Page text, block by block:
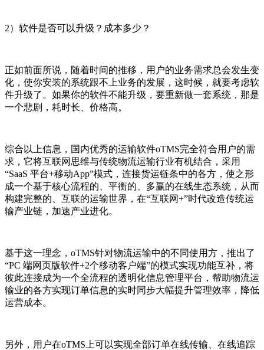
2）软件是否可以升级？成本多少？
正如前面所说，随着时间的推移，用户的业务需求总会发生变
化，使你安装的系统跟不上业务的发展，这时候，就要考虑软
件升级了。如果你的软件不能升级，要重新做一套系统，那是
一个悲剧，耗时长、价格高。
综合以上信息，国内优秀的运输软件oTMS完全符合用户的需
求，它将互联网思维与传统物流运输行业有机结合，采用
“SaaS 平台+移动App”模式，连接货运链条中的各方，使之形
成一个基于核心流程的、平衡的、多赢的在线生态系统，从而
构建完整的、互联的运输世界，在“互联网+”时代改造传统运
输产业链，加速产业进化。
基于这一理念，oTMS针对物流运输中的不同使用方，推出了
“PC 端网页版软件+2个移动客户端”的模式实现功能互补，将
彼此连接成为一个全流程的透明化信息管理平台，帮助物流运
输业的各方实现订单信息的实时同步大幅提升管理效率，降低
运营成本。
另外，用户在oTMS上可以实现全部订单在线传输、在线追踪